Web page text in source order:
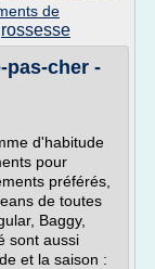
de
pas-cher -
d'habitude
pour
préférés,
de toutes
Baggy,
sont aussi
et la saison :